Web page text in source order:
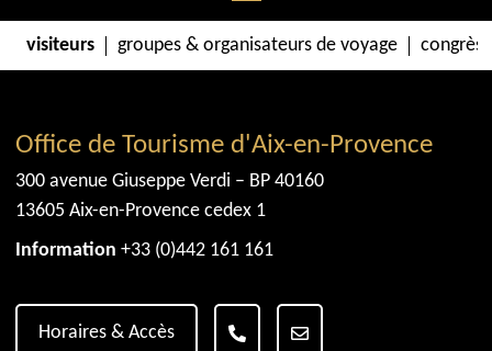
visiteurs groupes & organisateurs de voyage congrès
Office de Tourisme d'Aix-en-Provence
300 avenue Giuseppe Verdi – BP 40160
13605 Aix-en-Provence cedex 1
Information +33 (0)442 161 161
Horaires & Accès